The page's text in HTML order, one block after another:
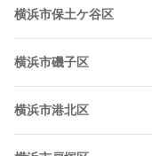
横浜市保土ケ谷区
横浜市磯子区
横浜市港北区